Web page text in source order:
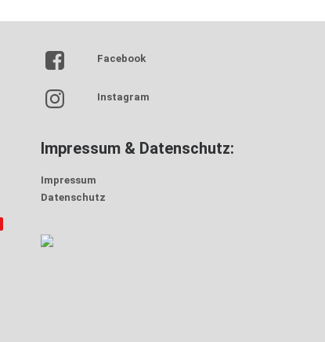
Facebook
Instagram
Impressum & Datenschutz:
Impressum
Datenschutz